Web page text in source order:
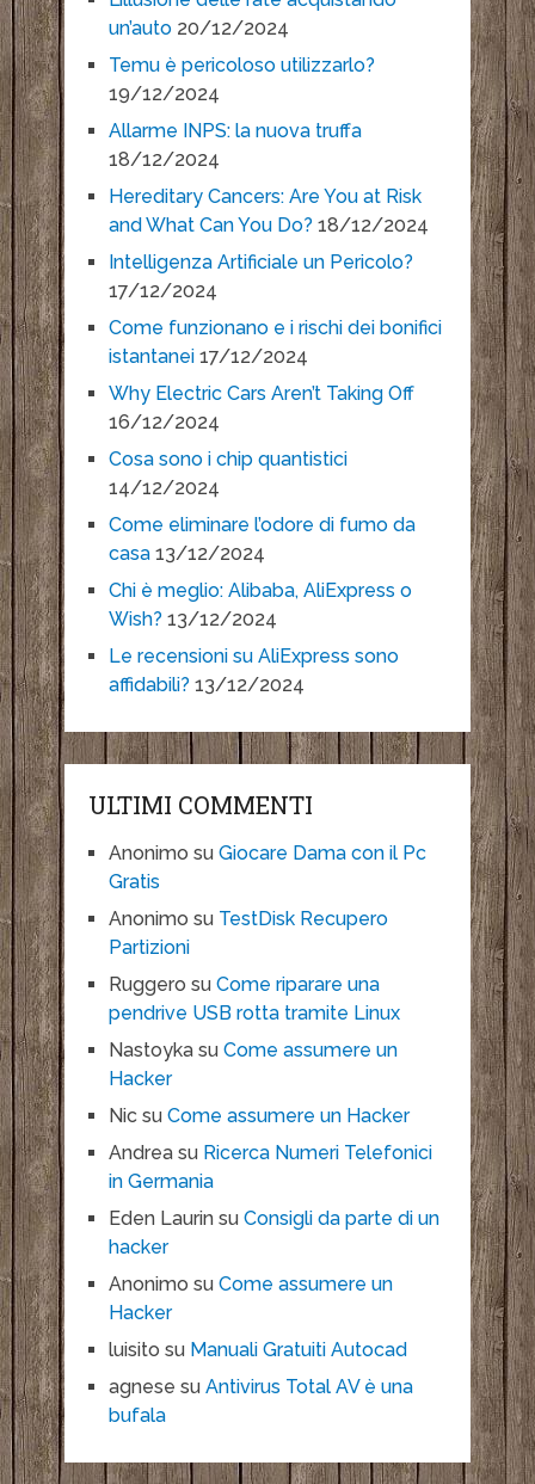
un’auto 20/12/2024
Temu è pericoloso utilizzarlo?
19/12/2024
Allarme INPS: la nuova truffa
18/12/2024
Hereditary Cancers: Are You at Risk
and What Can You Do? 18/12/2024
Intelligenza Artificiale un Pericolo?
17/12/2024
Come funzionano e i rischi dei bonifici
istantanei 17/12/2024
Why Electric Cars Aren’t Taking Off
16/12/2024
Cosa sono i chip quantistici
14/12/2024
Come eliminare l’odore di fumo da
casa 13/12/2024
Chi è meglio: Alibaba, AliExpress o
Wish? 13/12/2024
Le recensioni su AliExpress sono
affidabili? 13/12/2024
ULTIMI COMMENTI
Anonimo su Giocare Dama con il Pc
Gratis
Anonimo su TestDisk Recupero
Partizioni
Ruggero su Come riparare una
pendrive USB rotta tramite Linux
Nastoykasu Come assumere un
Hacker
Nicsu Come assumere un Hacker
Andreasu Ricerca Numeri Telefonici
in Germania
Eden Laurinsu Consigli da parte di un
hacker
Anonimo su Come assumere un
Hacker
luisito su Manuali Gratuiti Autocad
agnese su Antivirus Total AV è una
bufala